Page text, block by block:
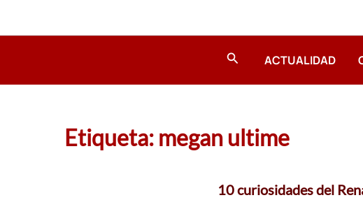
Buscar ACTUALIDAD
Etiqueta: megan ultime
10 curiosidades del